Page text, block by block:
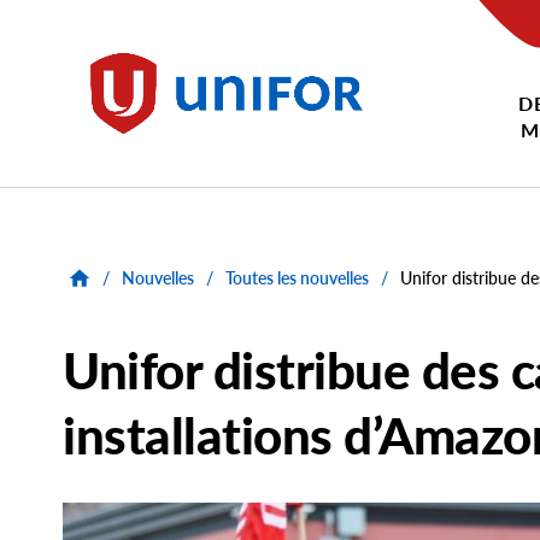
Unifor
/ Nouvelles / Toutes les nouvelles / Unifor distribue
Unifor distribue des
installations